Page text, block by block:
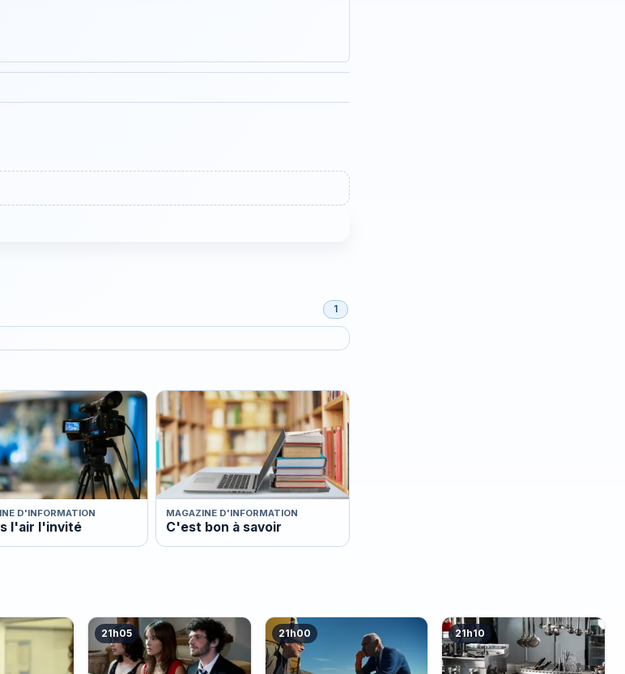
1
D'INFORMATION
l'air l'invité
MAGAZINE D'INFORMATION
C'est bon à savoir
21h05 21h00 21h10